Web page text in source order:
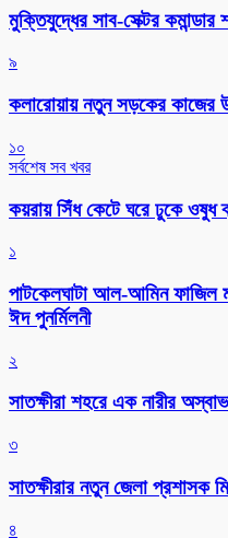
মুক্তিযুদ্ধের সাব-সেক্টর কমান্ডার
৯
কলারোয়ায় নতুন সড়কের কাজের
১০
সর্বশেষ সব খবর
কয়রায় সিঁধ কেটে ঘরে ঢুকে ওষুধ
১
পাটকেলঘাটা আল-আমিন ফাজিল
ঈদ পুনর্মিলনী
২
সাতক্ষীরা শহরে এক নারীর
৩
সাতক্ষীরার নতুন জেলা প্রশাসক
৪